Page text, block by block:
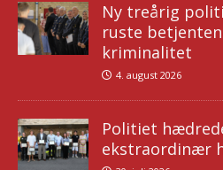
Ny treårig
ruste
kriminalitet
4. august 2026
Politiet
ekstraordinær